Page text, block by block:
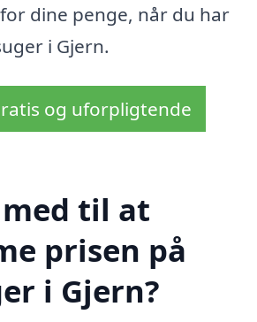
dine penge, når du har
i Gjern.
og uforpligtende
til at
prisen på
i Gjern?